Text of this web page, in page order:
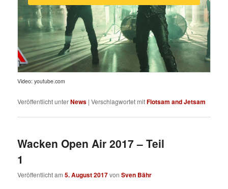
Video: youtube.com
Veröffentlicht unterNews |Verschlagwortet mitFlotsam and Jetsam
Wacken Open Air 2017 – Teil
1
Veröffentlicht am5. August 2017vonSven Bähr